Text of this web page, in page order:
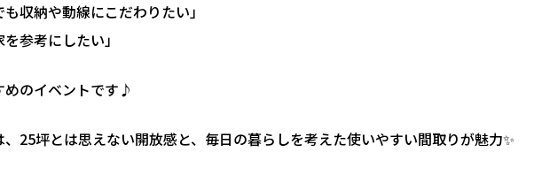
も収納や動線にこだわりたい」
参考にしたい」
めのイベントです♪
25坪とは思えない開放感と、毎日の暮らしを考えた使いやすい間取りが魅力✨